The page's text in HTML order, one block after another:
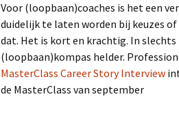
Voor (loopbaan)coaches is het een
duidelijk te laten worden bij keuzes
dat. Het is kort en krachtig. In
(loopbaan)kompas helder.
MasterClass Career Story Interview
de MasterClass van september